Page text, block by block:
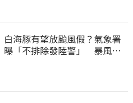
白海豚有望放颱風假？氣象署
曝「不排除發陸警」 暴風圈